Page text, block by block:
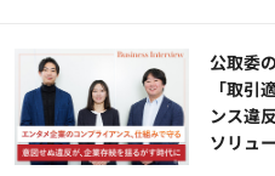
公​​取委
「取引
ンス違
ソリュ